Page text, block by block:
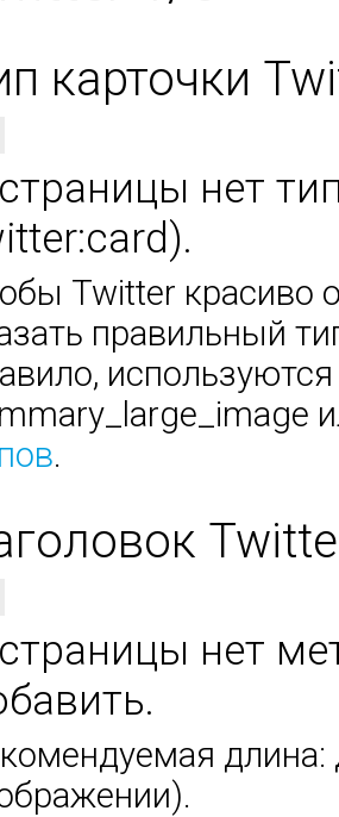
карточки
нет
Twitter красиво
правильный
.
нет
длина: